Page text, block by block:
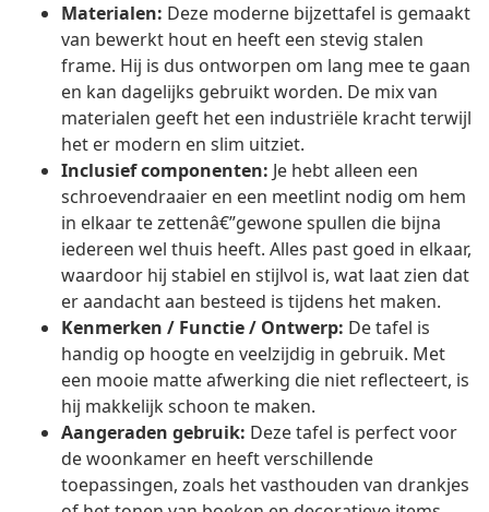
Materialen: Deze moderne bijzettafel is gemaakt
van bewerkt hout en heeft een stevig stalen
frame. Hij is dus ontworpen om lang mee te gaan
en kan dagelijks gebruikt worden. De mix van
materialen geeft het een industriële kracht terwijl
het er modern en slim uitziet.
Inclusief componenten: Je hebt alleen een
schroevendraaier en een meetlint nodig om hem
in elkaar te zettenâ€”gewone spullen die bijna
iedereen wel thuis heeft. Alles past goed in elkaar,
waardoor hij stabiel en stijlvol is, wat laat zien dat
er aandacht aan besteed is tijdens het maken.
Kenmerken / Functie / Ontwerp: De tafel is
handig op hoogte en veelzijdig in gebruik. Met
een mooie matte afwerking die niet reflecteert, is
hij makkelijk schoon te maken.
Aangeraden gebruik: Deze tafel is perfect voor
de woonkamer en heeft verschillende
toepassingen, zoals het vasthouden van drankjes